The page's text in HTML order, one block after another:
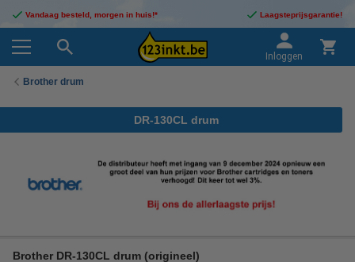
Vandaag besteld, morgen in huis!* Laagsteprijsgarantie!
Inloggen
Brother drum
DR-130CL drum
Brother DR-130CL drum (origineel)